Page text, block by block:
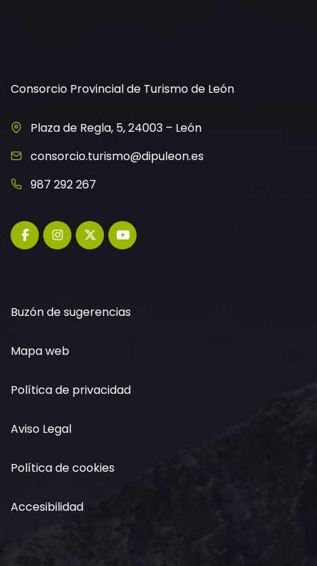
Consorcio Provincial de Turismo de León
Plaza de Regla, 5, 24003 – León
consorcio.turismo@dipuleon.es
987 292 267
Buzón de sugerencias
Mapa web
Política de privacidad
Aviso Legal
Política de cookies
Accesibilidad